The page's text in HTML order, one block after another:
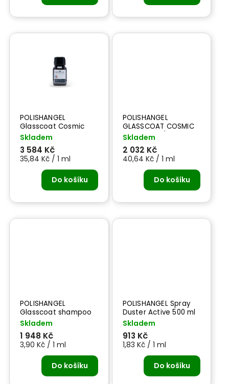
POLISHANGEL
Glasscoat Cosmic
Diamond Coating 100
ml – ochrana laku
Skladem
3 584 Kč
35,84 Kč / 1 ml
Do košíku
POLISHANGEL
GLASSCOAT COSMIC
V2 - VYSOKÝ LESK
Skladem
2 032 Kč
40,64 Kč / 1 ml
Do košíku
POLISHANGEL
Glasscoat shampoo
500 ml - šampon pro
laky s keramickou
nebo sealentovou
ochranou
Skladem
1 948 Kč
3,90 Kč / 1 ml
Do košíku
POLISHANGEL Spray
Duster Active 500 ml
-odstraňovač skvrn
od tvrdé vody
Skladem
913 Kč
1,83 Kč / 1 ml
Do košíku